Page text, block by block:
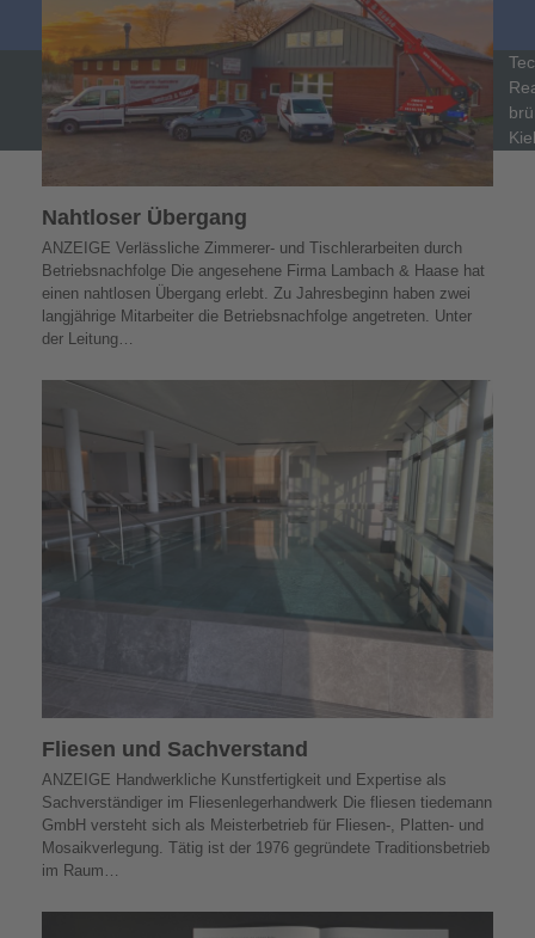
Nahtloser Übergang
ANZEIGE Verlässliche Zimmerer- und Tischlerarbeiten durch
Betriebsnachfolge Die angesehene Firma Lambach & Haase hat
einen nahtlosen Übergang erlebt. Zu Jahresbeginn haben zwei
langjährige Mitarbeiter die Betriebsnachfolge angetreten. Unter
der Leitung…
Fliesen und Sachverstand
ANZEIGE Handwerkliche Kunstfertigkeit und Expertise als
Sachverständiger im Fliesenlegerhandwerk Die fliesen tiedemann
GmbH versteht sich als Meisterbetrieb für Fliesen-, Platten- und
Mosaikverlegung. Tätig ist der 1976 gegründete Traditionsbetrieb
im Raum…
Kiel